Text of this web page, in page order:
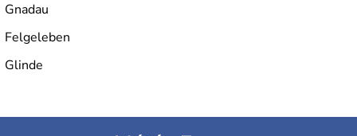
Gnadau
Felgeleben
Glinde